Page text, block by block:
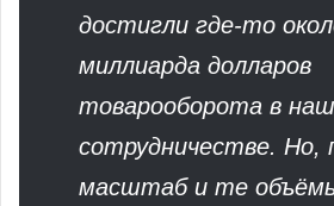
достигли где-то
миллиарда долларов
товарооборота в
сотрудничестве. Но,
масштаб и те